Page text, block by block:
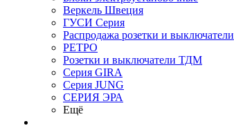
Веркель Швеция
ГУСИ Серия
Распродажа розетки и выключатели
РЕТРО
Розетки и выключатели ТДМ
Серия GIRA
Серия JUNG
СЕРИЯ ЭРА
Ещё